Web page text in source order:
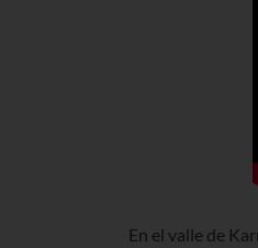
En el valle de